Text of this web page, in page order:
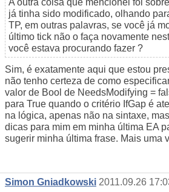
já tinha sido modificado, olhando
TP, em outras palavras, se você já
último tick não o faça novamente
você estava procurando fazer ?
Sim, é exatamente aqui que estou
não tenho certeza de como
valor de Bool de NeedsModifying =
para True quando o critério IfGap é
na lógica, apenas não na sintaxe,
dicas para mim em minha última EA
sugerir minha última frase. Mais uma
Simon Gniadkowski 2011.09.26